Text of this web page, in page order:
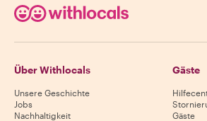
Über Withlocals
Unsere Geschichte
Jobs
Nachhaltigkeit
Gäste
Gäste